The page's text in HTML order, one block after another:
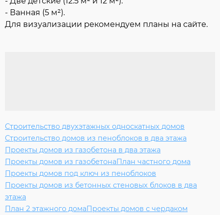
- Ванная (5 м²).
Для визуализации рекомендуем планы на сайте.
Строительство двухэтажных односкатных домов
Строительство домов из пеноблоков в два этажа
Проекты домов из газобетона в два этажа
Проекты домов из газобетонаПлан частного дома
Проекты домов под ключ из пеноблоков
Проекты домов из бетонных стеновых блоков в два
этажа
План 2 этажного домаПроекты домов с чердаком